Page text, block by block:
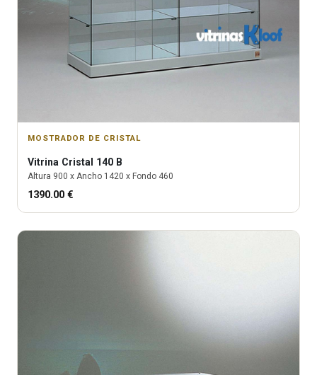
MOSTRADOR DE CRISTAL
Vitrina Cristal 140 B
Altura 900 x Ancho 1420 x Fondo 460
1390.00 €